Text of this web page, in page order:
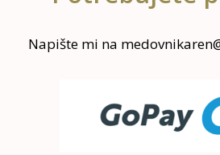
Napište mi na